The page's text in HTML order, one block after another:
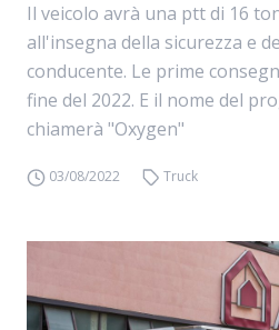
Il veicolo avrà una ptt di 16
all'insegna della sicurezza e
conducente. Le prime
fine del 2022. E il nome del
chiamerà "Oxygen"
03/08/2022 Truck